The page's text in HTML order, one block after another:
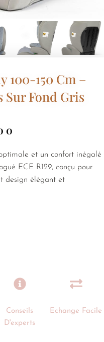
100-150 Cm –
Sur Fond Gris
et un confort inégalé
ECE R129, conçu pour
design élégant et
Conseils
D'experts
Echange Facile